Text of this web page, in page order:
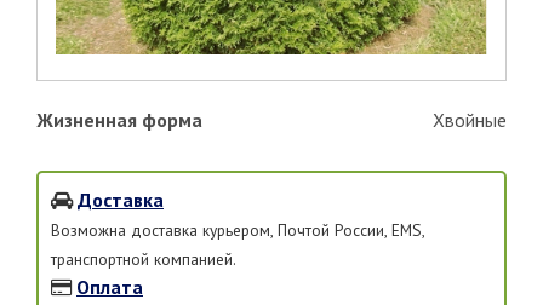
Жизненная форма Хвойные
Доставка
Возможна доставка курьером, Почтой России, EMS,
транспортной компанией.
Оплата